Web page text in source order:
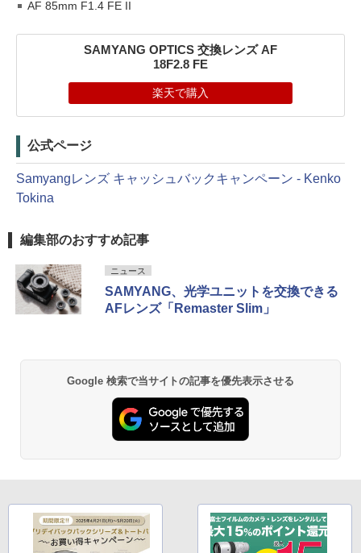
AF 85mm F1.4 FE II
SAMYANG OPTICS 交換レンズ AF
18F2.8 FE
楽天で購入
公式ページ
Samyangレンズ キャッシュバックキャンペーン - Kenko
Tokina
編集部のおすすめ記事
ニュース
SAMYANG、光学ユニットを交換できる
AFレンズ「Remaster Slim」
Google 検索で当サイトの記事を優先表示させる